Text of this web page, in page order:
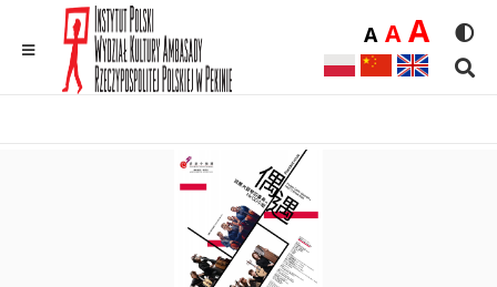
ADomyślna
AŚrednia
A